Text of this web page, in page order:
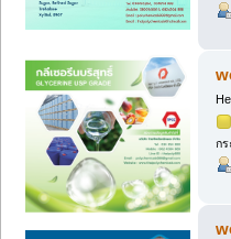
กร